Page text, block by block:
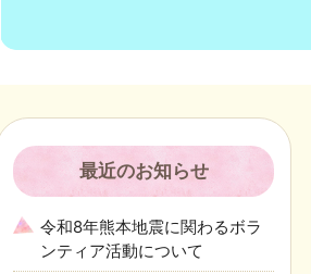
最近のお知らせ
令和8年熊本地震に関わるボラ
ンティア活動について